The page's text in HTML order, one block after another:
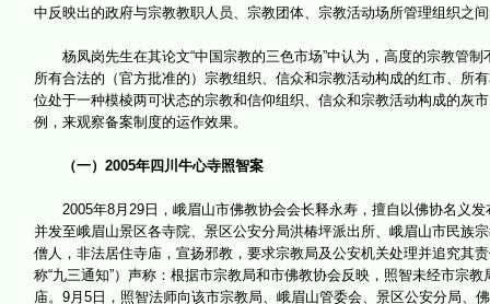
中反映出的政府与宗教教职人员、宗教团体、宗教活动场所管理组织之
杨凤岗先生在其论文“中国宗教的三色市场”中认为，高度的宗教管制
所有合法的（官方批准的）宗教组织、信众和宗教活动构成的红市、所
位处于一种模棱两可状态的宗教和信仰组织、信众和宗教活动构成的灰
例，来观察备案制度的运作效果。
（一）2005年四川牛心寺照智案
2005年8月29日，峨眉山市佛教协会会长释永寿，擅自以佛协名义发
并发至峨眉山景区各寺院、景区公安分局洪椿坪派出所、峨眉山市民族
僧人，非法居住寺庙，宣扬邪教，要求宗教局及公安机关处理并追究其
称“九三通知”）声称：根据市宗教局和市佛教协会反映，照智未经市宗
庙。9月5日，照智法师向该市宗教局、峨眉山管委会、景区公安分局、